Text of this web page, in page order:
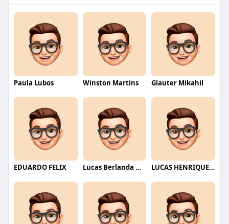
Paula Lubos Winston Martins Glauter Mikahil
EDUARDO FELIX Lucas Berlanda Moraes LUCAS HENRIQUE RIBEIRO